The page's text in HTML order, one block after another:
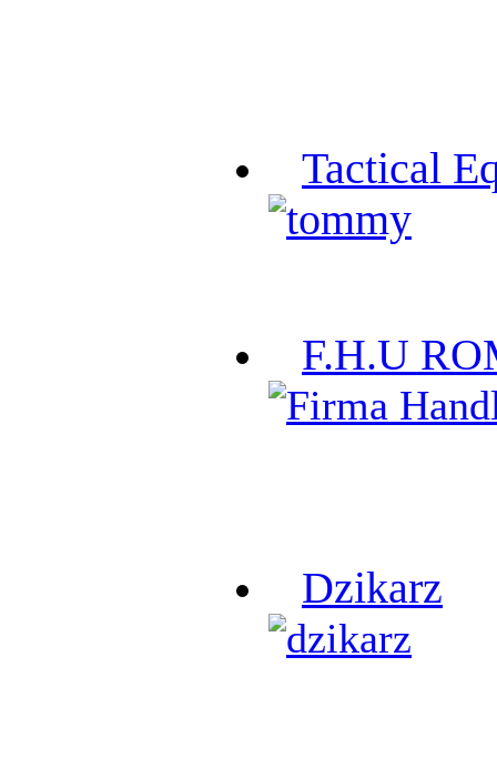
Tactical
F.H.U
Dzikarz